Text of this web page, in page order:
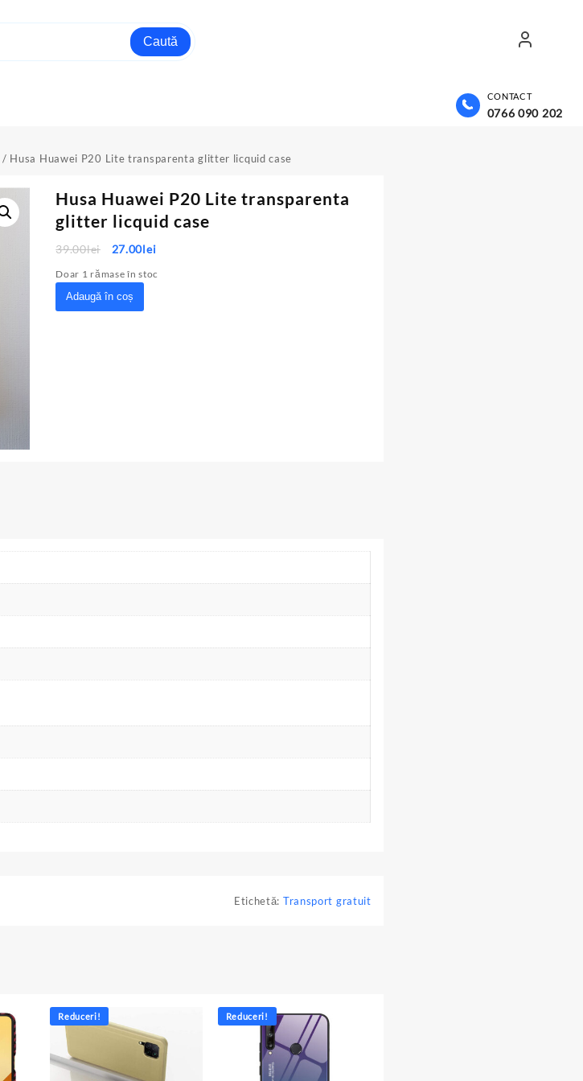
Caută
CONTACT
0766 090 202
/ Husa Huawei P20 Lite transparenta glitter licquid case
Husa Huawei P20 Lite transparenta
glitter licquid case
39.00lei
Prețul
a
fost:
39.00lei.
27.00leiPrețul
este:
Doar 1 rămase în stoc
Cantitate
Husa
Adaugă în coș
Etichetă: Transport gratuit
Reduceri! Reduceri!